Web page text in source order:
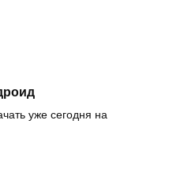
уже сегодня на